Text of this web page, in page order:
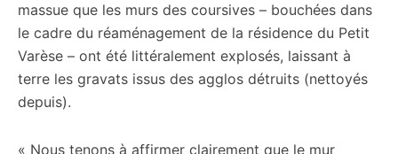
massue que les murs des coursives – bouchées dans
le cadre du réaménagement de la résidence du Petit
Varèse – ont été littéralement explosés, laissant à
terre les gravats issus des agglos détruits (nettoyés
depuis).
« Nous tenons à affirmer clairement que le mur